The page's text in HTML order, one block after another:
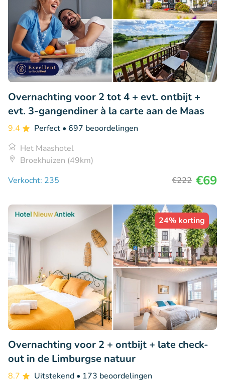
Overnachting voor 2 tot 4 + evt. ontbijt +
evt. 3-gangendiner à la carte aan de Maas
9.4 Perfect • 697 beoordelingen
Het Maashotel
Broekhuizen (49km)
Verkocht: 235
€222 €69
24% korting
Overnachting voor 2 + ontbijt + late check-
out in de Limburgse natuur
8.7 Uitstekend • 173 beoordelingen